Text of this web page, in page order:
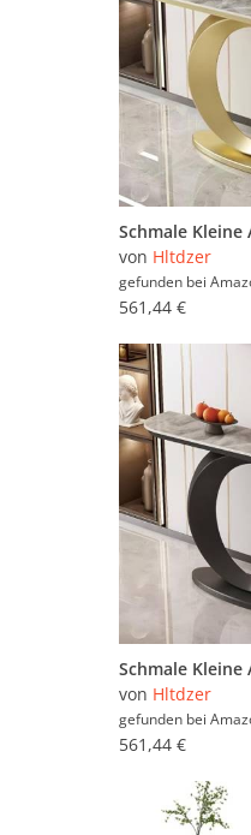
von Hltdzer
gefunden bei
561,44 €
von Hltdzer
gefunden bei
561,44 €